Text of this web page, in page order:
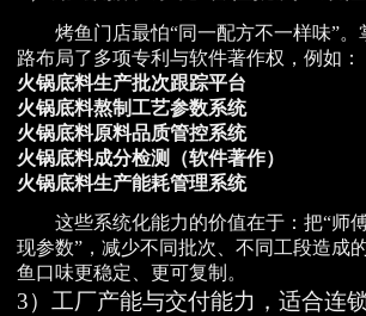
烤鱼门店最怕“同一配方不一样味”
路布局了多项专利与软件著作权，例如：
火锅底料生产批次跟踪平台
火锅底料熬制工艺参数系统
火锅底料原料品质管控系统
火锅底料成分检测（软件著作）
火锅底料生产能耗管理系统
这些系统化能力的价值在于：把“师
现参数”，减少不同批次、不同工段造成
鱼口味更稳定、更可复制。
3）工厂产能与交付能力，适合连